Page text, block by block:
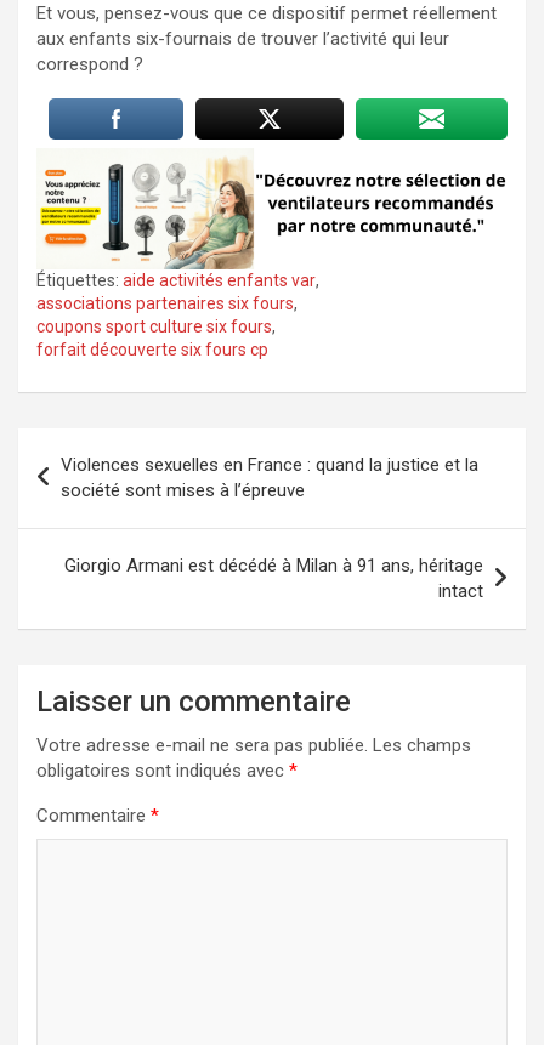
Et vous, pensez-vous que ce dispositif permet réellement
aux enfants six-fournais de trouver l’activité qui leur
correspond ?
Étiquettes: aide activités enfants var,
associations partenaires six fours,
coupons sport culture six fours,
forfait découverte six fours cp
de
l’article
Violences sexuelles en France : quand la justice et la
société sont mises à l’épreuve
Giorgio Armani est décédé à Milan à 91 ans, héritage
intact
Laisser un commentaire
Votre adresse e-mail ne sera pas publiée. Les champs
obligatoires sont indiqués avec *
Commentaire *